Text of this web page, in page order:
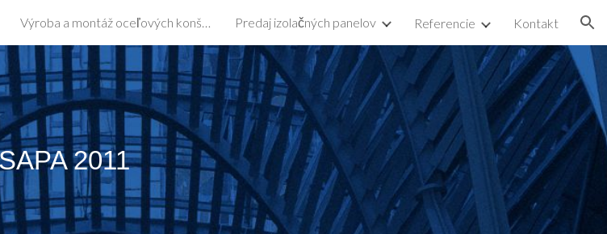
Skip to navigation
Výroba a montáž oceľových konštrukcií a opláštenia hál Predaj izolačných panelov Referencie Kontakt
2011